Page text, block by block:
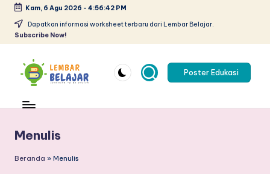
Skip
Kam, 6 Agu 2026 - 4:56:43 PM
Dapatkan informasi worksheet terbaru dari Lembar Belajar.
Subscribe Now!
m
b
kerja
paud
-
Poster Edukasi
Menulis
Beranda » Menulis